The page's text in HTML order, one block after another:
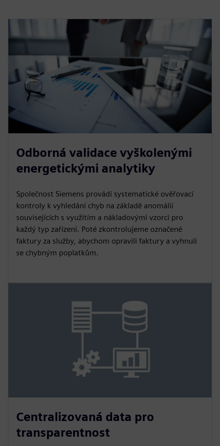
Odborná validace vyškolenými
energetickými analytiky
Společnost Siemens provádí systematické ověřovací
kontroly k vyhledání chyb na základě anomálií
souvisejících s využitím a nákladovými vzorci pro
každý typ zařízení. Poté zkontrolujeme označené
faktury za služby, abychom opravili faktury a vyhnuli
se chybným poplatkům.
Centralizovaná data pro
transparentnost